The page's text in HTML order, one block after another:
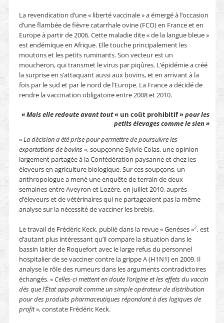
La revendication d’une « liberté vaccinale » a émergé à l’occasion
d’une flambée de fièvre catarrhale ovine (FCO) en France et en
Europe à partir de 2006. Cette maladie dite « de la langue bleue »
est endémique en Afrique. Elle touche principalement les
moutons et les petits ruminants. Son vecteur est un
moucheron, qui transmet le virus par piqûres. L’épidémie a créé
la surprise en s’attaquant aussi aux bovins, et en arrivant à la
fois par le sud et par le nord de l’Europe. La France a décidé de
rendre la vaccination obligatoire entre 2008 et 2010.
« Mais elle redoute avant tout« un coût prohibitif »pour les
petits élevages comme le sien »
«La décision a été prise pour permettre de poursuivre les
exportations de bovins», soupçonne Sylvie Colas, une opinion
largement partagée à la Confédération paysanne et chez les
éleveurs en agriculture biologique. Sur ces soupçons, un
anthropologue a mené une enquête de terrain de deux
semaines entre Aveyron et Lozère, en juillet 2010, auprès
d’éleveurs et de vétérinaires qui ne partageaient pas la même
analyse sur la nécessité de vacciner les brebis.
Le travail de Frédéric Keck, publié dans la revue « Genèses »2, est
d’autant plus intéressant qu’il compare la situation dans le
bassin laitier de Roquefort avec le large refus du personnel
hospitalier de se vacciner contre la grippe A (H1N1) en 2009. Il
analyse le rôle des rumeurs dans les arguments contradictoires
échangés. « Celles-cimettent en doute l’origine et les effets du vaccin
dès que l’État apparaît comme un simple opérateur de distribution
pour des produits pharmaceutiques répondant à des logiques de
profit», constate Frédéric Keck.